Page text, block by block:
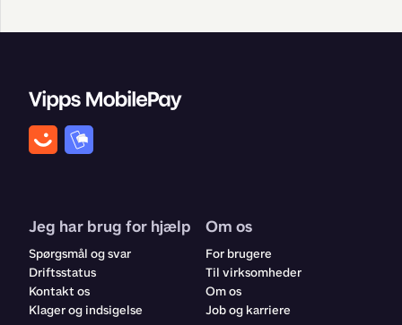
Jeg har brug for hjælp
Spørgsmål og svar
Driftsstatus
Kontakt os
Klager og indsigelse
Om os
For brugere
Til virksomheder
Om os
Job og karriere